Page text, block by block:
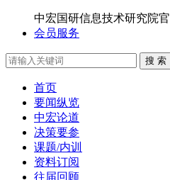
中宏国研信息技术研究院
会员服务
搜 索
首页
要闻纵览
中宏论道
决策要参
课题/内训
资料订阅
往届回顾